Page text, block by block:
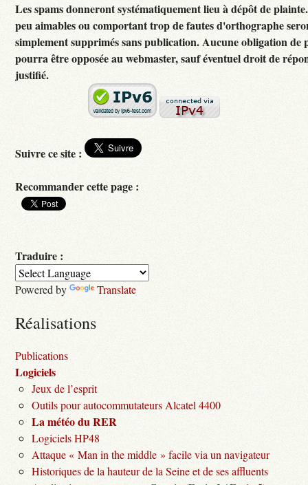
Les spams donneront systématiquement lieu à dépôt de plainte.
peu aimables ou comportant trop de fautes d'orthographe
simplement supprimés sans publication. Aucune obligation de
pourra être opposée au webmaster, sauf éventuel droit de
justifié.
Suivre ce site :
Recommander cette page :
Traduire :
Powered by Translate
Réalisations
Publications
Logiciels
Jeux de l’esprit
Outils pour autocommutateurs Alcatel 4400
La météo du RER
Logiciels HP48
Attaque « Man in the middle » facile via un navigateur
Historiques de la hauteur de la Seine et de ses affluents